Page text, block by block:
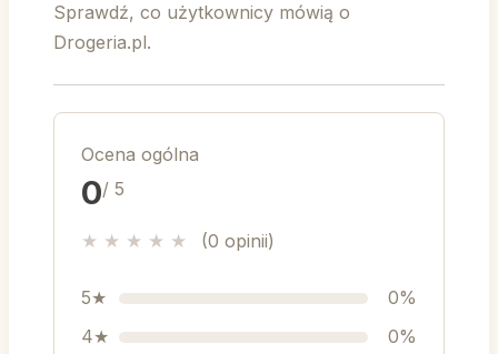
Sprawdź, co użytkownicy mówią o
Drogeria.pl.
Ocena ogólna
0/ 5
★ ★ ★ ★ ★ (0 opinii)
5★
0%
4★
0%